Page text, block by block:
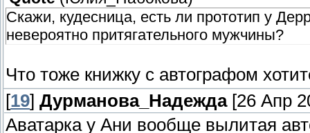
Скажи, кудесница, есть ли прототип у
невероятно притягательного мужчины?
Что тоже книжку с автографом
[19] Дурманова_Надежда[26 Апр
Аватарка у Ани вообще вылитая